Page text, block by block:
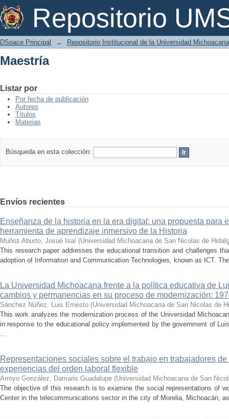
Repositorio
Maestría
DSpace Principal → Repositorio Institucional de la Universidad
Maestría
Listar por
Por fecha de publicación
Autores
Títulos
Materias
Búsqueda en esta colección:
Envíos recientes
Enseñanza de la historia en la era digital: una propuesta para
herramienta de aprendizaje inmersivo de la Historia
Muñoz Aburto, Josué Isaí (Universidad Michoacana de San Nicolas de
This research paper addresses the educational transition and challenges
adoption of Information and Communication Technologies, known as ICT.
La Universidad Michoacana frente a la política educativa de
cambios y permanencias en su proceso de modernización:
Sánchez Núñez, Luis Ernesto (Universidad Michoacana de San Nicolas de
This work analyzes the modernization process of the Universidad
in response to the educational policy implemented by the government of
...
Representaciones sociales sobre el trabajo en trabajadores
experiencias del orden laboral flexible
Arroyo González, Damaris Guadalupe (Universidad Michoacana de San
The objective of this research is to examine the social representations of
Center in the telecommunications sector in the city of Morelia, Michoacán,